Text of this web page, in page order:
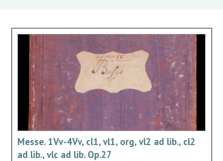
Messe. 1Vv-4Vv, cl1, vl1, org, vl2 ad lib., cl2
ad lib., vlc ad lib. Op.27